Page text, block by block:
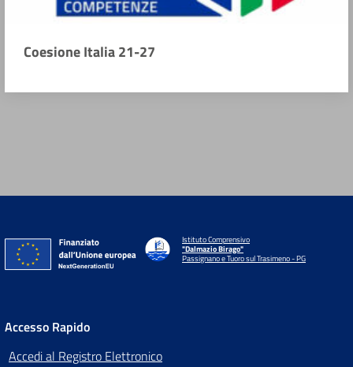
Coesione Italia 21-27
Istituto Comprensivo
"Dalmazio Birago"
Passignano e Tuoro sul Trasimeno - PG
Accesso Rapido
Accedi al Registro Elettronico